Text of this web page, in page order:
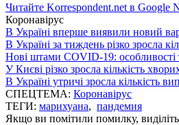
Читайте Korrespondent.net в Google
Коронавірус
В Україні вперше виявили новий
В Україні за тиждень різко зросла
Нові штами COVID-19: особливості
У Києві різко зросла кількість
В Україні утричі зросла кількість
СПЕЦТЕМА: Коронавірус
ТЕГИ: марихуана, пандемия
Якщо ви помітили помилку,